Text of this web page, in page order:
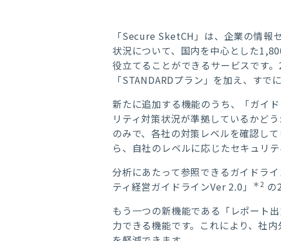
「Secure SketCH」は、企業の情報
状況について、国内を中心とした
役立てることができるサービスです
「STANDARDプラン」を加え、す
新たに追加する機能のうち、「ガイ
リティ対策状況が準拠しているかど
のみで、各社の対策レベルを確認し
ら、自社のレベルに応じたセキュリ
分析にあたって参照できるガイドラ
ティ経営ガイドラインVer 2.0」
＊2 の
もう一つの新機能である「レポート
力できる機能です。これにより、社